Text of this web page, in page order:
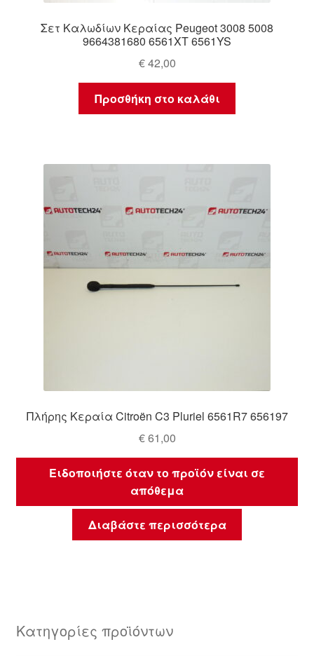
Σετ Καλωδίων Κεραίας Peugeot 3008 5008
9664381680 6561XT 6561YS
€42,00
Προσθήκη στο καλάθι
Πλήρης Κεραία Citroën C3 Pluriel 6561R7 656197
€61,00
Ειδοποιήστε όταν το προϊόν είναι σε
απόθεμα
Διαβάστε περισσότερα
Κατηγορίες προϊόντων